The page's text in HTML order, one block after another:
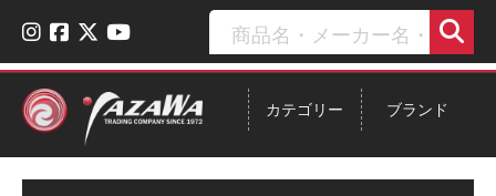
ブランド
カテゴリー